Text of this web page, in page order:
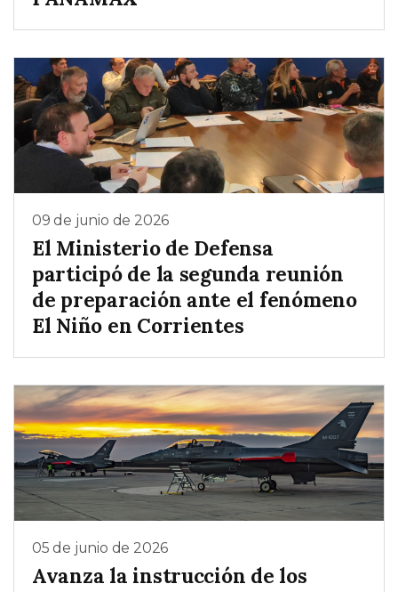
09 de junio de 2026
El Ministerio de Defensa
participó de la segunda reunión
de preparación ante el fenómeno
El Niño en Corrientes
05 de junio de 2026
Avanza la instrucción de los